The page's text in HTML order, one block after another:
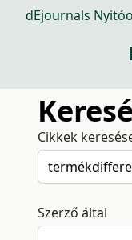
dEjournals
Cikkek
Szerző által